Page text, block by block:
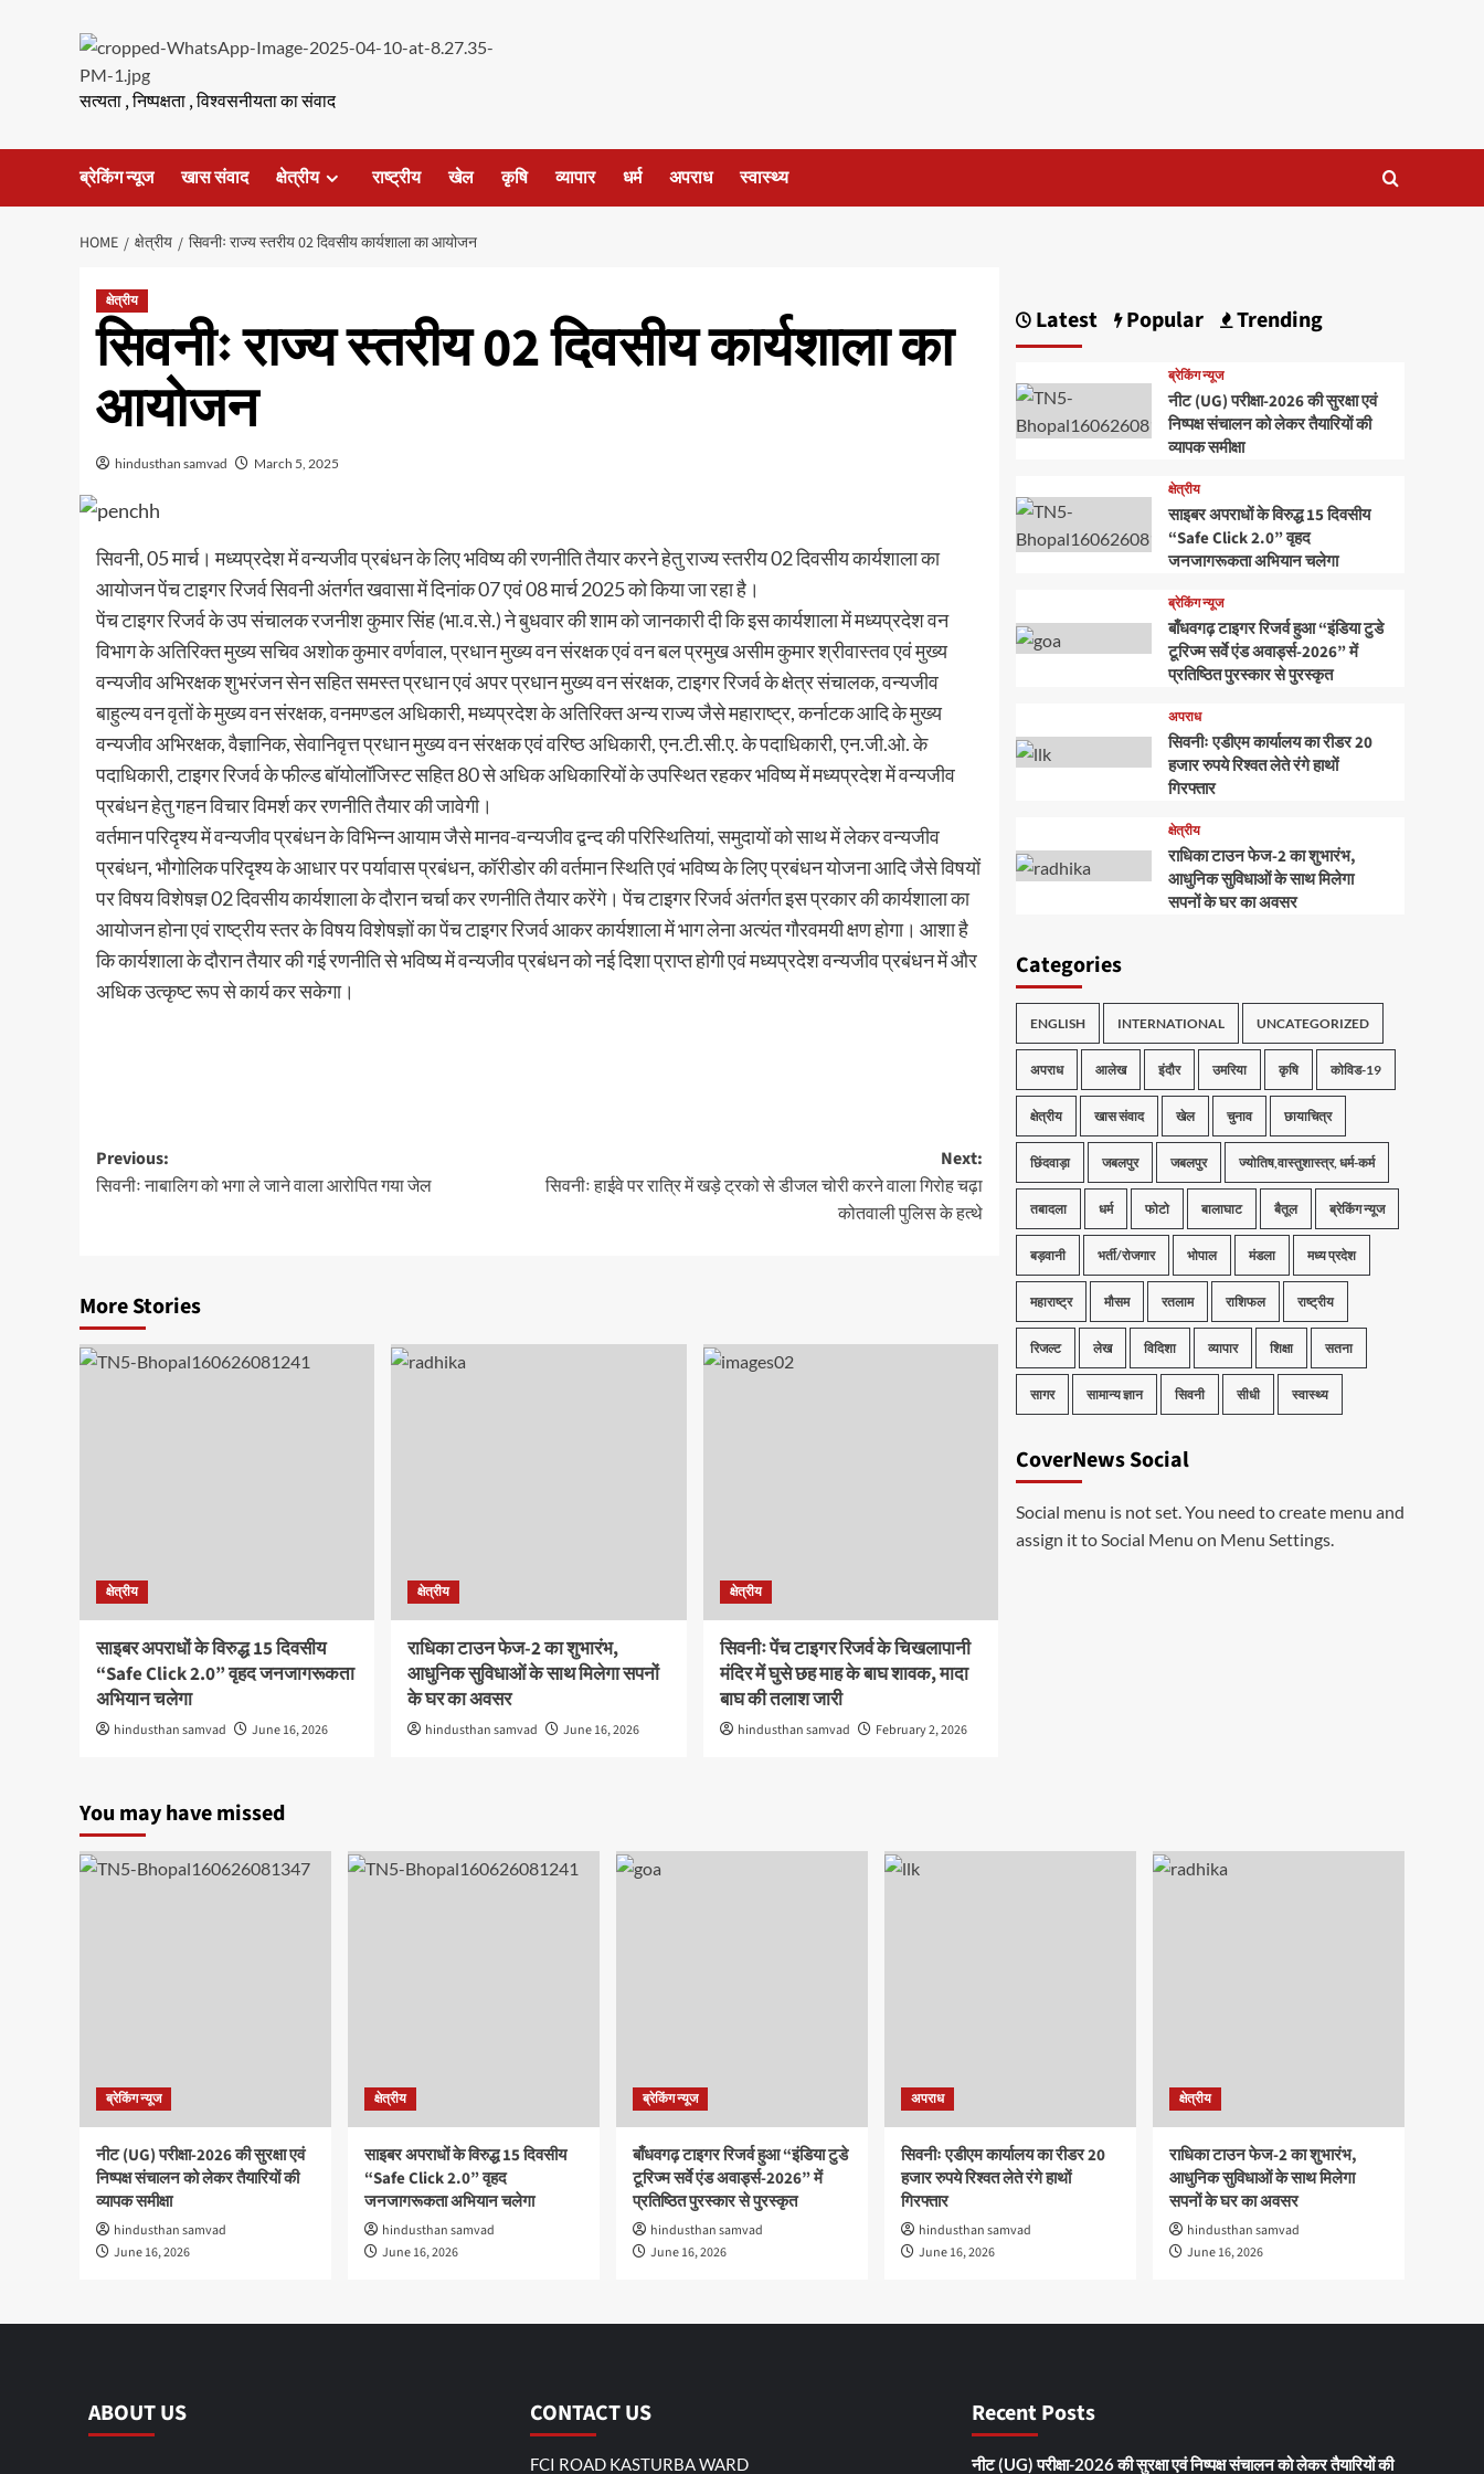
सत्यता , निष्पक्षता , विश्वसनीयता का संवाद
ब्रेकिंग न्यूज खास संवाद क्षेत्रीय राष्ट्रीय खेल कृषि व्यापार धर्म अपराध स्वास्थ्य
HOME क्षेत्रीय सिवनीः राज्य स्तरीय 02 दिवसीय कार्यशाला का आयोजन
क्षेत्रीय
सिवनीः राज्य स्तरीय 02 दिवसीय कार्यशाला का
आयोजन
hindusthan samvad March 5, 2025
सिवनी, 05 मार्च। मध्यप्रदेश में वन्यजीव प्रबंधन के लिए भविष्य की रणनीति तैयार करने हेतु राज्य स्तरीय 02 दिवसीय कार्यशाला का
आयोजन पेंच टाइगर रिजर्व सिवनी अंतर्गत खवासा में दिनांक 07 एवं 08 मार्च 2025 को किया जा रहा है।
पेंच टाइगर रिजर्व के उप संचालक रजनीश कुमार सिंह (भा.व.से.) ने बुधवार की शाम को जानकारी दी कि इस कार्यशाला में मध्यप्रदेश वन
विभाग के अतिरिक्त मुख्य सचिव अशोक कुमार वर्णवाल, प्रधान मुख्य वन संरक्षक एवं वन बल प्रमुख असीम कुमार श्रीवास्तव एवं मुख्य
वन्यजीव अभिरक्षक शुभरंजन सेन सहित समस्त प्रधान एवं अपर प्रधान मुख्य वन संरक्षक, टाइगर रिजर्व के क्षेत्र संचालक, वन्यजीव
बाहुल्य वन वृतों के मुख्य वन संरक्षक, वनमण्डल अधिकारी, मध्यप्रदेश के अतिरिक्त अन्य राज्य जैसे महाराष्ट्र, कर्नाटक आदि के मुख्य
वन्यजीव अभिरक्षक, वैज्ञानिक, सेवानिवृत्त प्रधान मुख्य वन संरक्षक एवं वरिष्ठ अधिकारी, एन.टी.सी.ए. के पदाधिकारी, एन.जी.ओ. के
पदाधिकारी, टाइगर रिजर्व के फील्ड बॉयोलॉजिस्ट सहित 80 से अधिक अधिकारियों के उपस्थित रहकर भविष्य में मध्यप्रदेश में वन्यजीव
प्रबंधन हेतु गहन विचार विमर्श कर रणनीति तैयार की जावेगी।
वर्तमान परिदृश्य में वन्यजीव प्रबंधन के विभिन्न आयाम जैसे मानव-वन्यजीव द्वन्द की परिस्थितियां, समुदायों को साथ में लेकर वन्यजीव
प्रबंधन, भौगोलिक परिदृश्य के आधार पर पर्यावास प्रबंधन, कॉरीडोर की वर्तमान स्थिति एवं भविष्य के लिए प्रबंधन योजना आदि जैसे विषयों
पर विषय विशेषज्ञ 02 दिवसीय कार्यशाला के दौरान चर्चा कर रणनीति तैयार करेंगे। पेंच टाइगर रिजर्व अंतर्गत इस प्रकार की कार्यशाला का
आयोजन होना एवं राष्ट्रीय स्तर के विषय विशेषज्ञों का पेंच टाइगर रिजर्व आकर कार्यशाला में भाग लेना अत्यंत गौरवमयी क्षण होगा। आशा है
कि कार्यशाला के दौरान तैयार की गई रणनीति से भविष्य में वन्यजीव प्रबंधन को नई दिशा प्राप्त होगी एवं मध्यप्रदेश वन्यजीव प्रबंधन में और
अधिक उत्कृष्ट रूप से कार्य कर सकेगा।
Post
navigation
Previous:
सिवनीः नाबालिग को भगा ले जाने वाला आरोपित गया जेल
Next:
सिवनीः हाईवे पर रात्रि में खड़े ट्रको से डीजल चोरी करने वाला गिरोह चढ़ा
कोतवाली पुलिस के हत्थे
More Stories
क्षेत्रीय
साइबर अपराधों के विरुद्ध 15 दिवसीय
“Safe Click 2.0” वृहद जनजागरूकता
अभियान चलेगा
hindusthan samvad June 16, 2026
क्षेत्रीय
राधिका टाउन फेज-2 का शुभारंभ,
आधुनिक सुविधाओं के साथ मिलेगा सपनों
के घर का अवसर
hindusthan samvad June 16, 2026
क्षेत्रीय
सिवनीः पेंच टाइगर रिजर्व के चिखलापानी
मंदिर में घुसे छह माह के बाघ शावक, मादा
बाघ की तलाश जारी
hindusthan samvad February 2, 2026
Latest Popular Trending
ब्रेकिंग न्यूज
नीट (UG) परीक्षा-2026 की सुरक्षा एवं
निष्पक्ष संचालन को लेकर तैयारियों की
व्यापक समीक्षा
क्षेत्रीय
साइबर अपराधों के विरुद्ध 15 दिवसीय
“Safe Click 2.0” वृहद
जनजागरूकता अभियान चलेगा
ब्रेकिंग न्यूज
बाँधवगढ़ टाइगर रिजर्व हुआ “इंडिया टुडे
टूरिज्म सर्वे एंड अवार्ड्स-2026” में
प्रतिष्ठित पुरस्कार से पुरस्कृत
अपराध
सिवनीः एडीएम कार्यालय का रीडर 20
हजार रुपये रिश्वत लेते रंगे हाथों
गिरफ्तार
क्षेत्रीय
राधिका टाउन फेज-2 का शुभारंभ,
आधुनिक सुविधाओं के साथ मिलेगा
सपनों के घर का अवसर
Categories
ENGLISH INTERNATIONAL UNCATEGORIZED
अपराध आलेख इंदौर उमरिया कृषि कोविड-19
क्षेत्रीय खास संवाद खेल चुनाव छायाचित्र
छिंदवाड़ा जबलपुर जबलपुर ज्योतिष,वास्तुशास्त्र, धर्म-कर्म
तबादला धर्म फोटो बालाघाट बैतूल ब्रेकिंग न्यूज
बड़वानी भर्ती/रोजगार भोपाल मंडला मध्य प्रदेश
महाराष्ट्र मौसम रतलाम राशिफल राष्ट्रीय
रिजल्ट लेख विदिशा व्यापार शिक्षा सतना
सागर सामान्य ज्ञान सिवनी सीधी स्वास्थ्य
CoverNews Social
Social menu is not set. You need to create menu and
assign it to Social Menu on Menu Settings.
You may have missed
ब्रेकिंग न्यूज
नीट (UG) परीक्षा-2026 की सुरक्षा एवं
निष्पक्ष संचालन को लेकर तैयारियों की
व्यापक समीक्षा
hindusthan samvad
June 16, 2026
क्षेत्रीय
साइबर अपराधों के विरुद्ध 15 दिवसीय
“Safe Click 2.0” वृहद
जनजागरूकता अभियान चलेगा
hindusthan samvad
June 16, 2026
ब्रेकिंग न्यूज
बाँधवगढ़ टाइगर रिजर्व हुआ “इंडिया टुडे
टूरिज्म सर्वे एंड अवार्ड्स-2026” में
प्रतिष्ठित पुरस्कार से पुरस्कृत
hindusthan samvad
June 16, 2026
अपराध
सिवनीः एडीएम कार्यालय का रीडर 20
हजार रुपये रिश्वत लेते रंगे हाथों
गिरफ्तार
hindusthan samvad
June 16, 2026
क्षेत्रीय
राधिका टाउन फेज-2 का शुभारंभ,
आधुनिक सुविधाओं के साथ मिलेगा
सपनों के घर का अवसर
hindusthan samvad
June 16, 2026
ABOUT US CONTACT US
FCI ROAD KASTURBA WARD
Recent Posts
नीट (UG) परीक्षा-2026 की सुरक्षा एवं निष्पक्ष संचालन को लेकर तैयारियों की